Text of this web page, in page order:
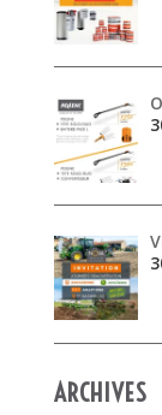
ARCHIVES